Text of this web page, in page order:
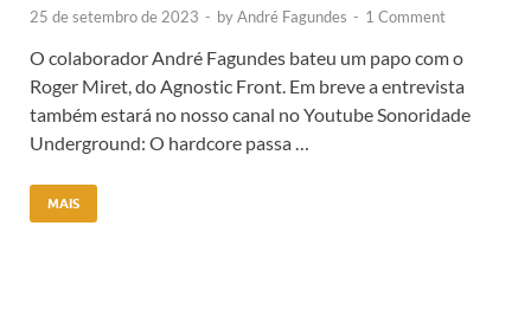
25 de setembro de 2023 - byAndré Fagundes - 1 Comment
O colaborador André Fagundes bateu um papo com o
Roger Miret, do Agnostic Front. Em breve a entrevista
também estará no nosso canal no Youtube Sonoridade
Underground: O hardcore passa …
MAIS